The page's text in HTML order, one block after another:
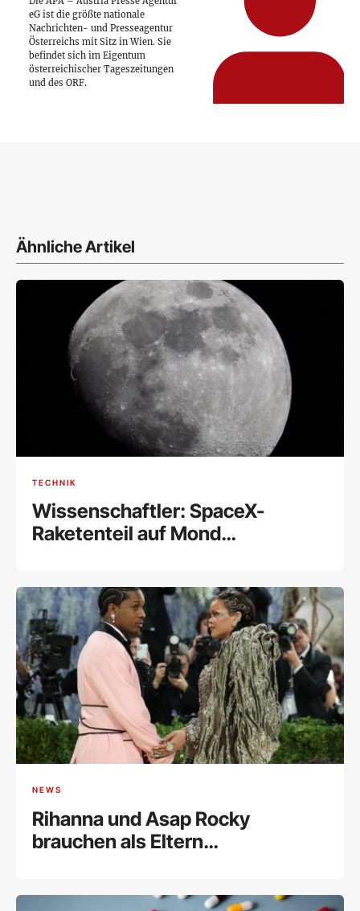
eG ist die größte nationale
Nachrichten- und Presseagentur
Österreichs mit Sitz in Wien. Sie
befindet sich im Eigentum
österreichischer Tageszeitungen
und des ORF.
Ähnliche Artikel
TECHNIK
Wissenschaftler: SpaceX-
Raketenteil auf Mond
NEWS
Rihanna und Asap Rocky
brauchen als Eltern